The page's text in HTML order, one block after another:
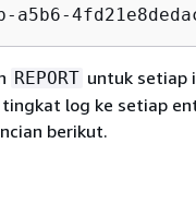
REPORT untuk setiap
log ke setiap
berikut.